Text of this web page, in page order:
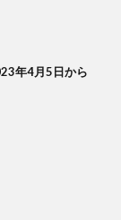
年4月5日から